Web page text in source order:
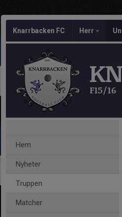
Knarrbacken FC Herr
F15/16
Hem
Nyheter
Truppen
Matcher